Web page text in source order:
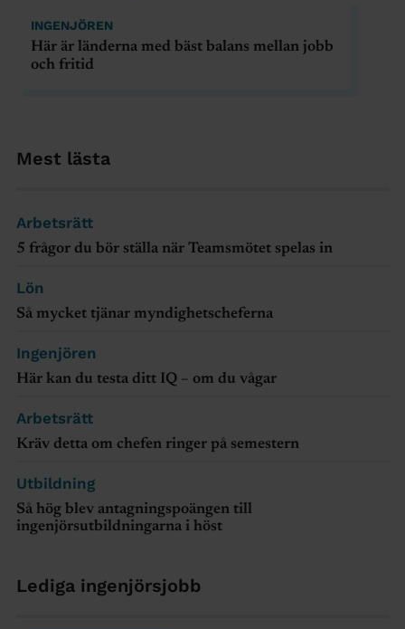
Mest lästa
Arbetsrätt
5 frågor du bör ställa när Teamsmötet spelas in
Lön
Så mycket tjänar myndighetscheferna
Ingenjören
Här kan du testa ditt IQ – om du vågar
Arbetsrätt
Kräv detta om chefen ringer på semestern
Utbildning
Så hög blev antagningspoängen till
ingenjörsutbildningarna i höst
Lediga ingenjörsjobb
INGENJÖREN
Här är länderna med bäst balans mellan jobb
och fritid